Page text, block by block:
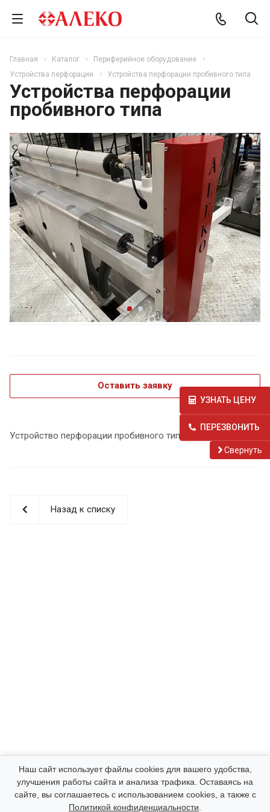
Главная Каталог
Периферийное оборудование
Устройства перфорации
Устройства перфорации пробивного типа
Устройства перфорации
пробивного типа
Оставить заявку
Устройство перфорации пробивного типа
Назад к списку
Компания
Каталог
УЗНАТЬ ЦЕНУ
ПЕРЕЗВОНИТЬ
Cвернуть
Наш сайт использует файлы cookies для вашего удобства,
улучшения работы сайта и анализа трафика. Оставаясь на
сайте, вы соглашаетесь с использованием cookies, а также с
Политикой конфиденциальности